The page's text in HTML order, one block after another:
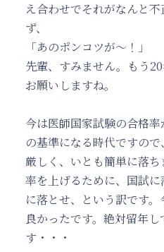
え合わせでそれがなんと
ず、
「あのポンコツが～！」
先輩、すみません。もう
お願いしますね。
今は医師国家試験の合格
の基準になる時代ですの
厳しく、いとも簡単に落
率を上げるために、国試
に落とせ、という訳です
良かったです。絶対留年
す・・・